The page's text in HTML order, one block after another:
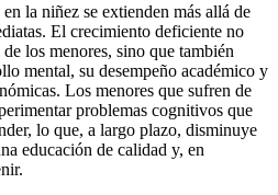
la niñez se extienden más allá de
El crecimiento deficiente no
los menores, sino que también
mental, su desempeño académico y
Los menores que sufren de
problemas cognitivos que
lo que, a largo plazo, disminuye
educación de calidad y, en